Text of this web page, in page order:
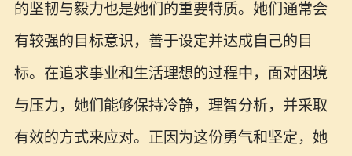
的坚韧与毅力也是她们的重要特质。她们通常会
有较强的目标意识，善于设定并达成自己的目
标。在追求事业和生活理想的过程中，面对困境
与压力，她们能够保持冷静，理智分析，并采取
有效的方式来应对。正因为这份勇气和坚定，她